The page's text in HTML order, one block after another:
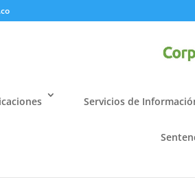
Servicios de